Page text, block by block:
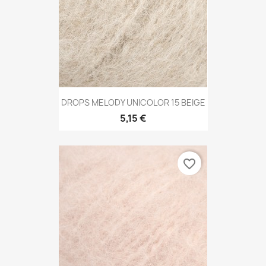
DROPS MELODY UNICOLOR 15 BEIGE
5,15 €
favorite_border